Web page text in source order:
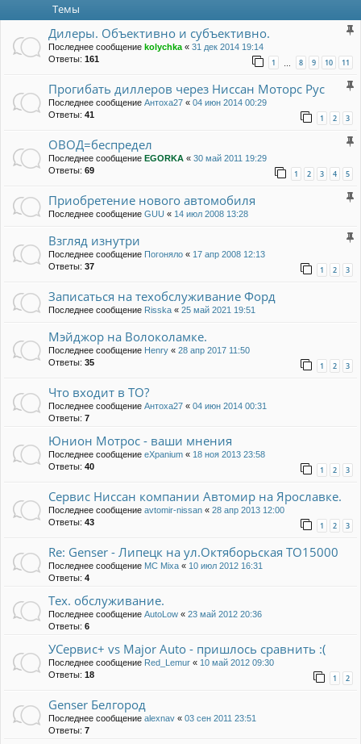
Темы
Дилеры. Объективно и субъективно.
Последнее сообщение kolychka « 31 дек 2014 19:14
Ответы: 161 1 8 9 10 11
Прогибать диллеров через Ниссан Моторс Рус
Последнее сообщение Антоха27 « 04 июн 2014 00:29
Ответы: 41 1 2 3
ОВОД=беспредел
Последнее сообщение EGORKA « 30 май 2011 19:29
Ответы: 69 1 2 3 4 5
Приобретение нового автомобиля
Последнее сообщение GUU « 14 июл 2008 13:28
Взгляд изнутри
Последнее сообщение Погоняло « 17 апр 2008 12:13
Ответы: 37 1 2 3
Записаться на техобслуживание Форд
Последнее сообщение Risska « 25 май 2021 19:51
Мэйджор на Волоколамке.
Последнее сообщение Henry « 28 апр 2017 11:50
Ответы: 35 1 2 3
Что входит в ТО?
Последнее сообщение Антоха27 « 04 июн 2014 00:31
Ответы: 7
Юнион Мотрос - ваши мнения
Последнее сообщение eXpanium « 18 ноя 2013 23:58
Ответы: 40 1 2 3
Сервис Ниссан компании Автомир на Ярославке.
Последнее сообщение avtomir-nissan « 28 апр 2013 12:00
Ответы: 43 1 2 3
Re: Genser - Липецк на ул.Октяборьская ТО15000
Последнее сообщение MC Mixa « 10 июл 2012 16:31
Ответы: 4
Тех. обслуживание.
Последнее сообщение AutoLow « 23 май 2012 20:36
Ответы: 6
УСервис+ vs Major Auto - пришлось сравнить :(
Последнее сообщение Red_Lemur « 10 май 2012 09:30
Ответы: 18 1 2
Genser Белгород
Последнее сообщение alexnav « 03 сен 2011 23:51
Ответы: 7